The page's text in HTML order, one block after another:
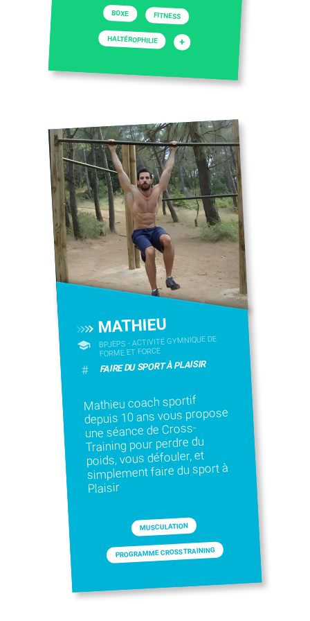
BOXE FITNESS
HALTÉROPHILIE +
MATHIEU
BPJEPS - ACTIVITÉ GYMNIQUE DE
FORME ET FORCE
# FAIRE DU SPORT À PLAISIR
Mathieu coach sportif
depuis 10 ans vous propose
une séance de Cross-
Training pour perdre du
poids, vous défouler, et
simplement faire du sport à
Plaisir
MUSCULATION
PROGRAMME CROSS TRAINING